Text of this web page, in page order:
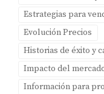
El mercado
2026 presenta
compradores como
actuales indican
Estrategias para
Evolución Precios
Historias de éxito y
Impacto del
Información para